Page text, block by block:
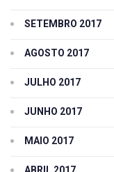
SETEMBRO 2017
AGOSTO 2017
JULHO 2017
JUNHO 2017
MAIO 2017